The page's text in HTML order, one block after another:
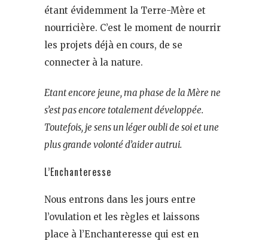
étant évidemment la Terre-Mère et
nourricière. C’est le moment de nourrir
les projets déjà en cours, de se
connecter à la nature.
Etant encore jeune, ma phase de la Mère ne
s’est pas encore totalement développée.
Toutefois, je sens un léger oubli de soi et une
plus grande volonté d’aider autrui.
L’Enchanteresse
Nous entrons dans les jours entre
l’ovulation et les règles et laissons
place à l’Enchanteresse qui est en